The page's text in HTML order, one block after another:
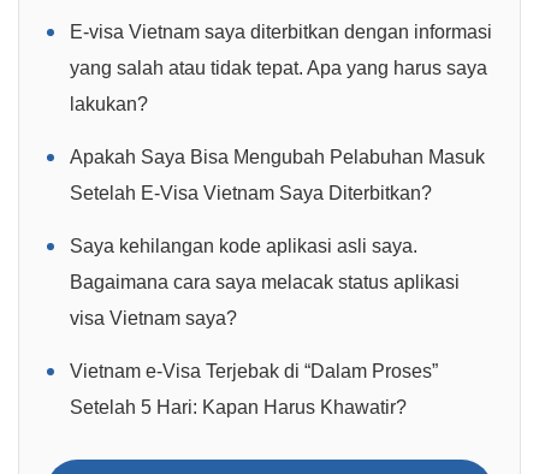
E-visa Vietnam saya diterbitkan dengan informasi
yang salah atau tidak tepat. Apa yang harus saya
lakukan?
Apakah Saya Bisa Mengubah Pelabuhan Masuk
Setelah E-Visa Vietnam Saya Diterbitkan?
Saya kehilangan kode aplikasi asli saya.
Bagaimana cara saya melacak status aplikasi
visa Vietnam saya?
Vietnam e-Visa Terjebak di “Dalam Proses”
Setelah 5 Hari: Kapan Harus Khawatir?